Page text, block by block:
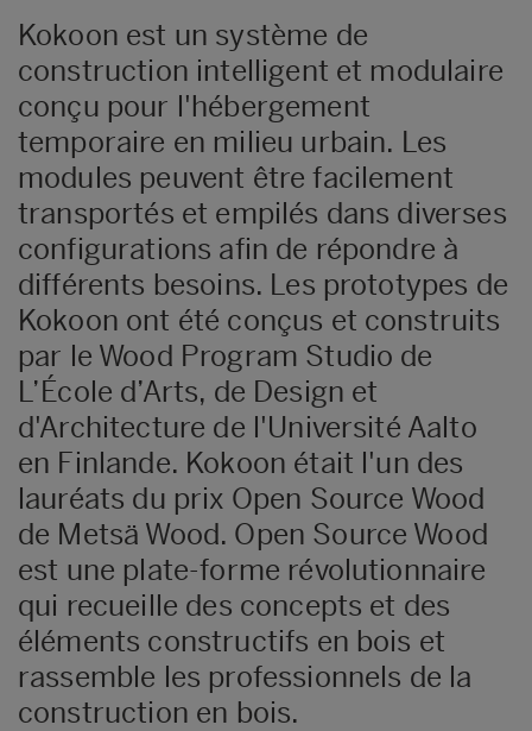
Kokoon est un système de
construction intelligent et modulaire
conçu pour l'hébergement
temporaire en milieu urbain. Les
modules peuvent être facilement
transportés et empilés dans diverses
configurations afin de répondre à
différents besoins. Les prototypes de
Kokoon ont été conçus et construits
par le Wood Program Studio de
L’École d’Arts, de Design et
d'Architecture de l'Université Aalto
en Finlande. Kokoon était l'un des
lauréats du prix Open Source Wood
de Metsä Wood. Open Source Wood
est une plate-forme révolutionnaire
qui recueille des concepts et des
éléments constructifs en bois et
rassemble les professionnels de la
construction en bois.